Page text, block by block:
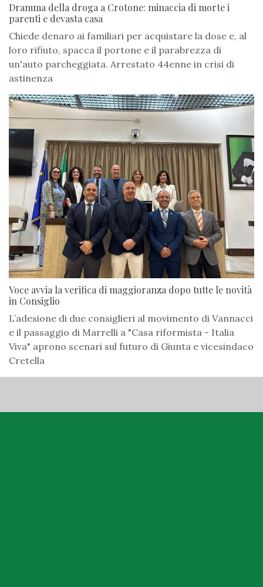
Dramma della droga a Crotone: minaccia di morte i
parenti e devasta casa
Chiede denaro ai familiari per acquistare la dose e, al
loro rifiuto, spacca il portone e il parabrezza di
un'auto parcheggiata. Arrestato 44enne in crisi di
astinenza
Voce avvia la verifica di maggioranza dopo tutte le novità
in Consiglio
L’adesione di due consiglieri al movimento di Vannacci
e il passaggio di Marrelli a "Casa riformista - Italia
Viva" aprono scenari sul futuro di Giunta e vicesindaco
Cretella